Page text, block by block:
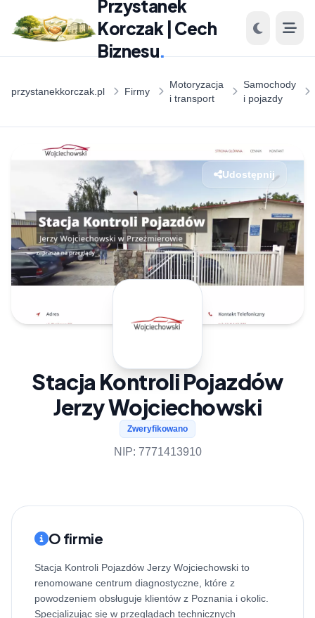
Przystanek
Korczak | Cech
Biznesu.
przystanekkorczak.pl Firmy
Motoryzacja
i transport
Samochody
i pojazdy
Udostępnij
Stacja Kontroli Pojazdów
Jerzy Wojciechowski
Zweryfikowano
NIP: 7771413910
O firmie
Stacja Kontroli Pojazdów Jerzy Wojciechowski to
renomowane centrum diagnostyczne, które z
powodzeniem obsługuje klientów z Poznania i okolic.
Specjalizując się w przeglądach technicznych